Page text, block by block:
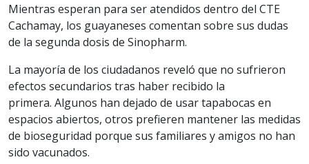
Mientras esperan para ser atendidos dentro del CTE
Cachamay, los guayaneses comentan sobre sus dudas
de la segunda dosis de Sinopharm.
La mayoría de los ciudadanos reveló que no sufrieron
efectos secundarios tras haber recibido la
primera. Algunos han dejado de usar tapabocas en
espacios abiertos, otros prefieren mantener las medidas
de bioseguridad porque sus familiares y amigos no han
sido vacunados.